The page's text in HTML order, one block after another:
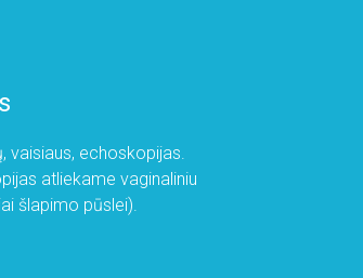
vaisiaus, echoskopijas.
atliekame vaginaliniu
šlapimo pūslei).